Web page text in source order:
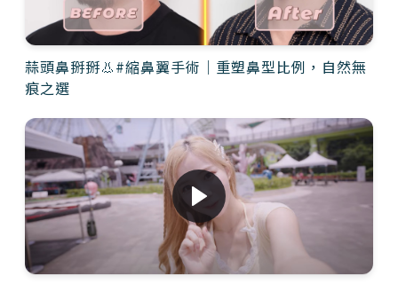
蒜頭鼻掰掰👃#縮鼻翼手術｜重塑鼻型比例，自然無
痕之選